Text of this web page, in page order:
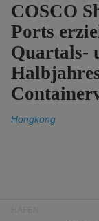
COSCO
Ports
Quartals-
Hongkong